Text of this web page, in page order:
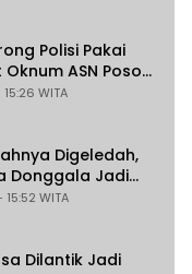
Polisi Pakai
ASN Poso
Seksual
WITA
Digeledah,
Donggala Jadi
WITA
Dilantik Jadi